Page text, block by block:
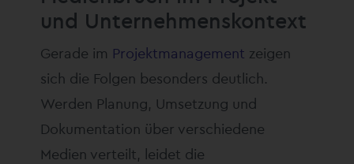
und Unternehmenskontext
Gerade im Projektmanagement zeigen
sich die Folgen besonders deutlich.
Werden Planung, Umsetzung und
Dokumentation über verschiedene
Medien verteilt, leidet die